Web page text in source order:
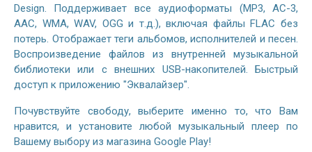
Design. Поддерживает все аудиоформаты (MP3, AC-3,
AAC, WMA, WAV, OGG и т.д.), включая файлы FLAC без
потерь. Отображает теги альбомов, исполнителей и песен.
Воспроизведение файлов из внутренней музыкальной
библиотеки или с внешних USB-накопителей. Быстрый
доступ к приложению "Эквалайзер".
Почувствуйте свободу, выберите именно то, что Вам
нравится, и установите любой музыкальный плеер по
Вашему выбору из магазина Google Play!